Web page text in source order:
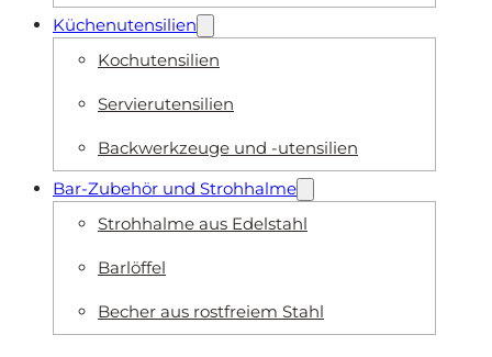
Küchenutensilien
Kochutensilien
Servierutensilien
Backwerkzeuge und -utensilien
Bar-Zubehör und Strohhalme
Strohhalme aus Edelstahl
Barlöffel
Becher aus rostfreiem Stahl